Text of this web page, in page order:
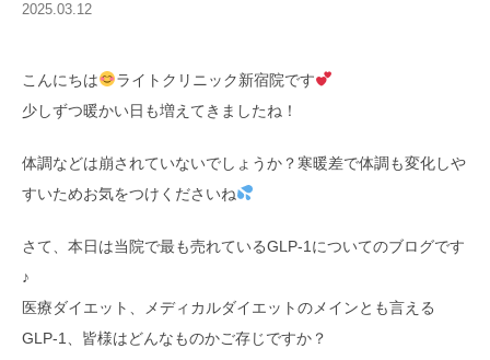
2025.03.12
こんにちは
ライトクリニック新宿院です
少しずつ暖かい日も増えてきましたね！
体調などは崩されていないでしょうか？寒暖差で体調も変化しや
すいためお気をつけくださいね
さて、本日は当院で最も売れているGLP-1についてのブログです
♪
医療ダイエット、メディカルダイエットのメインとも言える
GLP-1、皆様はどんなものかご存じですか？